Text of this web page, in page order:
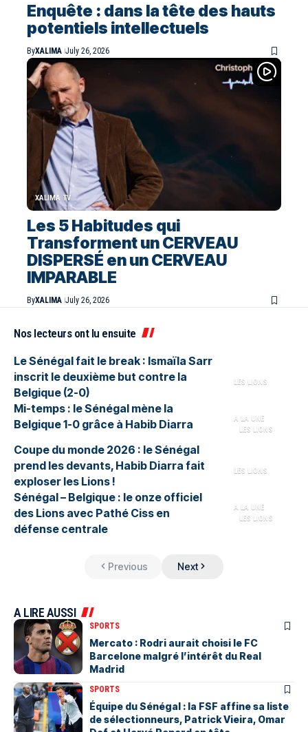
Enquête : dans la tête des hauts
potentiels intellectuels
ByXALIMA July 26, 2026
XALIMA TV
Les 5 Habitudes qui
Transforment un CERVEAU
DISPERSÉ en un CERVEAU
IMPARABLE
ByXALIMA July 26, 2026
Nos lecteurs ont lu ensuite
LES LIONS
Le Sénégal fait le break : Ismaïla Sarr
inscrit le deuxième but contre la
Belgique (2-0)
A LA UNE
LES LIONS
Mi-temps : le Sénégal mène la
Belgique 1-0 grâce à Habib Diarra
LES LIONS
Coupe du monde 2026 : le Sénégal
prend les devants, Habib Diarra fait
exploser les Lions !
A LA UNE
LES LIONS
Sénégal – Belgique : le onze officiel
des Lions avec Pathé Ciss en
défense centrale
Previous Next
A LIRE AUSSI
SPORTS
Mercato : Rodri aurait choisi le FC
Barcelone malgré l’intérêt du Real
Madrid
SPORTS
Équipe du Sénégal : la FSF affine sa liste
de sélectionneurs, Patrick Vieira, Omar